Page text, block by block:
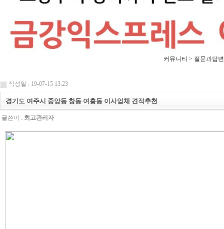
커뮤니티 > 질문과답변
작성일 : 19-07-15 13:23
경기도 여주시 중앙동 창동 여흥동 이사업체 견적추천
글쓴이 : 최고관리자